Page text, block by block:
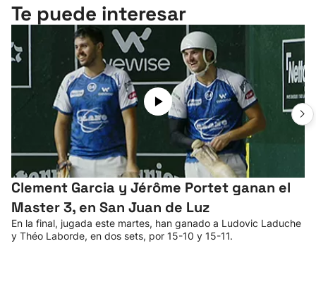
Te puede interesar
Clement Garcia y Jérôme Portet ganan el
Master 3, en San Juan de Luz
En la final, jugada este martes, han ganado a Ludovic Laduche
y Théo Laborde, en dos sets, por 15-10 y 15-11.